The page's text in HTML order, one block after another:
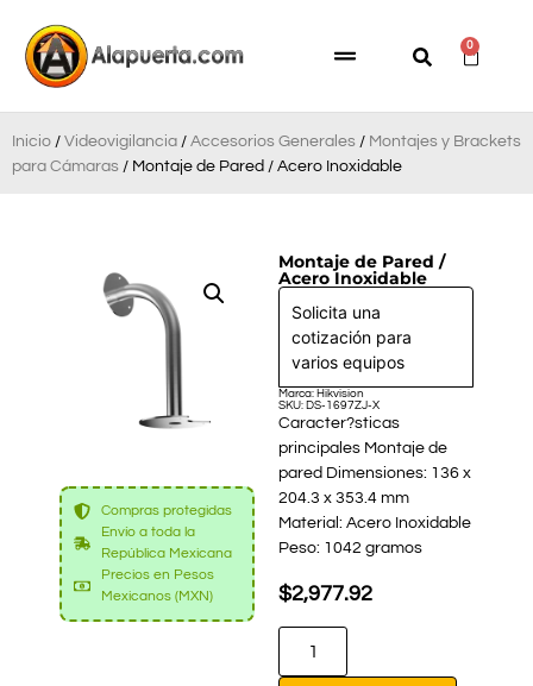
0
Inicio / Videovigilancia / Accesorios Generales / Montajes y Brackets
para Cámaras / Montaje de Pared / Acero Inoxidable
Compras protegidas
Envío a toda la
República Mexicana
Precios en Pesos
Mexicanos (MXN)
Montaje de Pared /
Acero Inoxidable
Solicita una
cotización para
varios equipos
Marca: Hikvision
SKU: DS-1697ZJ-X
Caracter?sticas
principales Montaje de
pared Dimensiones: 136 x
204.3 x 353.4 mm
Material: Acero Inoxidable
Peso: 1042 gramos
$2,977.92